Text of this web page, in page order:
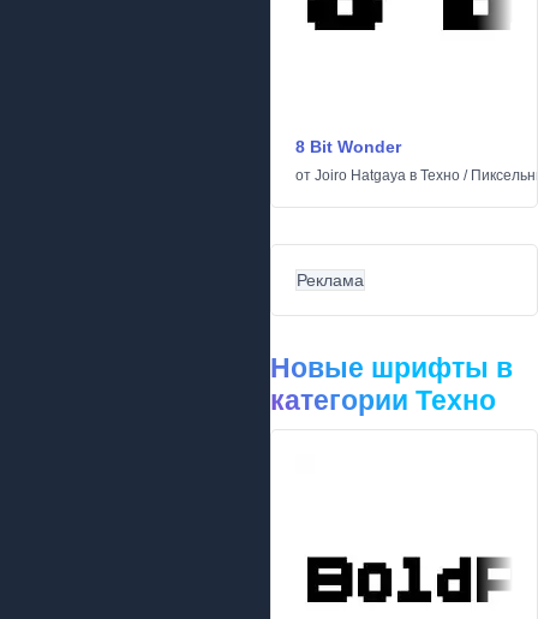
8 Bit Wonder
от Joiro Hatgaya в Техно /
Реклама
Новые шрифты в
категории Техно